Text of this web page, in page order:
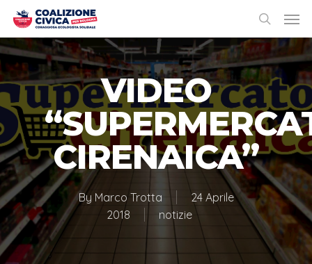
VIDEO
CIRENAICA”
By Marco Trotta
24 Aprile
2018
notizie